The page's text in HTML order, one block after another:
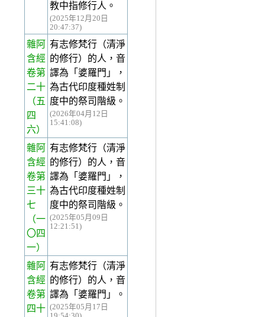
教中指修行人。
(2025年12月20日
20:47:37)
雜阿
含經
卷第
二十
（五
四
六）
有志修梵行（清淨
的修行）的人，音
譯為「婆羅門」，
為古代印度種姓制
度中的祭司階級。
(2026年04月12日
15:41:08)
雜阿
含經
卷第
三十
七
（一
〇四
一）
有志修梵行（清淨
的修行）的人，音
譯為「婆羅門」，
為古代印度種姓制
度中的祭司階級。
(2025年05月09日
12:21:51)
雜阿
含經
卷第
四十
有志修梵行（清淨
的修行）的人，音
譯為「婆羅門」。
(2025年05月17日